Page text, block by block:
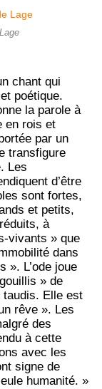
chant qui
poétique.
la parole à
en rois et
par un
transfigure
Les
d’être
sont fortes,
et petits,
à
vivants » que
dans
». L’ode joue
» de
taudis. Elle est
rêve ». Les
des
à cette
avec les
signe de
humanité. »